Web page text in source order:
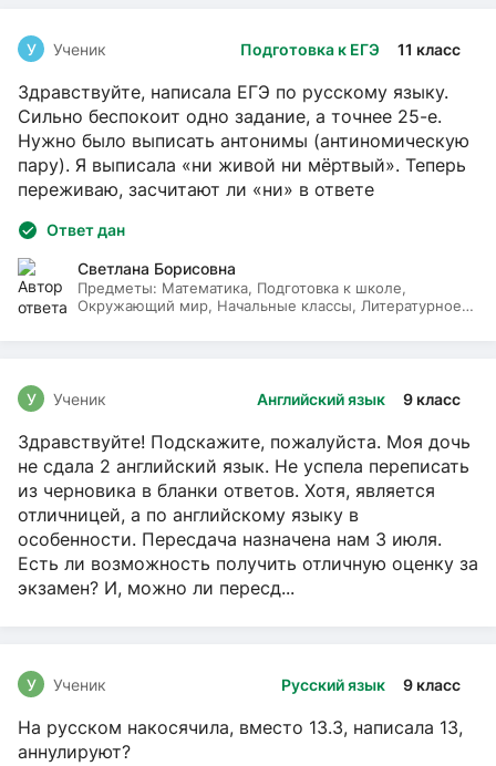
Подготовка к ЕГЭ 11 класс
У Ученик
Здравствуйте, написала ЕГЭ по русскому языку.
Сильно беспокоит одно задание, а точнее 25-е.
Нужно было выписать антонимы (антиномическую
пару). Я выписала «ни живой ни мёртвый». Теперь
переживаю, засчитают ли «ни» в ответе
Ответ дан
Светлана Борисовна
Предметы: Математика, Подготовка к школе,
Окружающий мир, Начальные классы, Литературное
Английский язык 9 класс
У Ученик
Здравствуйте! Подскажите, пожалуйста. Моя дочь
не сдала 2 английский язык. Не успела переписать
из черновика в бланки ответов. Хотя, является
отличницей, а по английскому языку в
особенности. Пересдача назначена нам 3 июля.
Есть ли возможность получить отличную оценку за
экзамен? И, можно ли пересд...
Русский язык 9 класс
У Ученик
На русском накосячила, вместо 13.3, написала 13,
аннулируют?